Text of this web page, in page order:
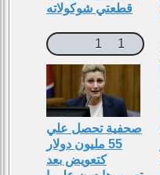
قطعتي شوكولاته
1 1
صحفية تحصل علي
55 مليون دولار
كتعويض بعد